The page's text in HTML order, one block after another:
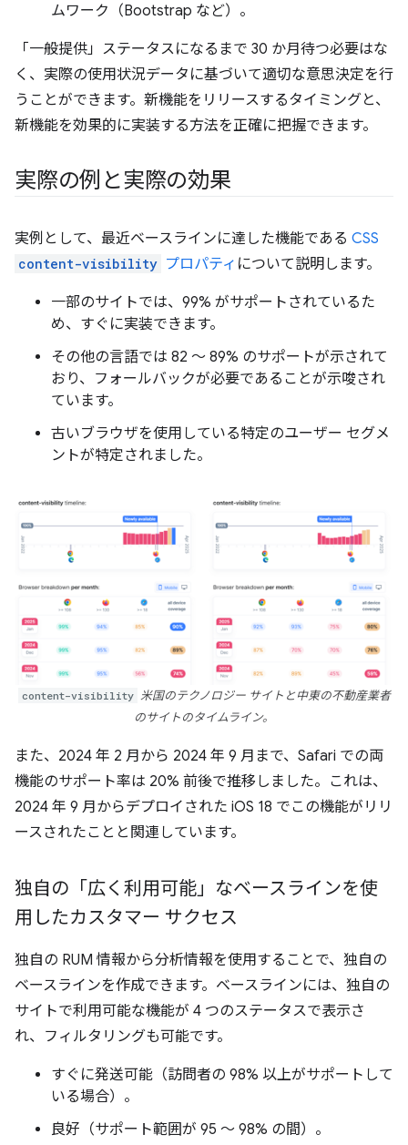
ムワーク（Bootstrap など）。
「一般提供」ステータスになるまで 30 か月待つ必要はな
く、実際の使用状況データに基づいて適切な意思決定を行
うことができます。新機能をリリースするタイミングと、
新機能を効果的に実装する方法を正確に把握できます。
実際の例と実際の効果
実例として、最近ベースラインに達した機能である CSS
content-visibility プロパティ について説明します。
一部のサイトでは、99% がサポートされているた
め、すぐに実装できます。
その他の言語では 82 ～ 89% のサポートが示されて
おり、フォールバックが必要であることが示唆され
ています。
古いブラウザを使用している特定のユーザー セグメ
ントが特定されました。
content-visibility 米国のテクノロジー サイトと中東の不動産業者
のサイトのタイムライン。
また、2024 年 2 月から 2024 年 9 月まで、Safari での両
機能のサポート率は 20% 前後で推移しました。これは、
2024 年 9 月からデプロイされた iOS 18 でこの機能がリリ
ースされたことと関連しています。
独自の「広く利用可能」なベースラインを使
用したカスタマー サクセス
独自の RUM 情報から分析情報を使用することで、独自の
ベースラインを作成できます。ベースラインには、独自の
サイトで利用可能な機能が 4 つのステータスで表示さ
れ、フィルタリングも可能です。
すぐに発送可能（訪問者の 98% 以上がサポートして
いる場合）。
良好（サポート範囲が 95 ～ 98% の間）。